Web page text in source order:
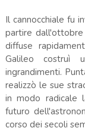
Il cannocchiale fu
partire dall'ottobre
diffuse
Galileo costruì
ingrandimenti.
realizzò le sue
in modo radicale
futuro
corso dei secoli